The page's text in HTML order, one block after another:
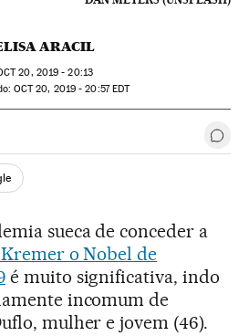
ARACIL
20, 2019 - 20:13
OCT20, 2019 - 20:57EDT
Twitter
Redes Sociales
sueca de conceder a
o Nobel de
é muito significativa, indo
incomum de
mulher e jovem (46).